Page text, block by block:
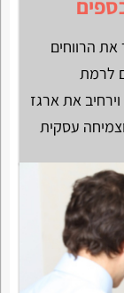
את הרווחים
לרמת
את ארגז
עסקית